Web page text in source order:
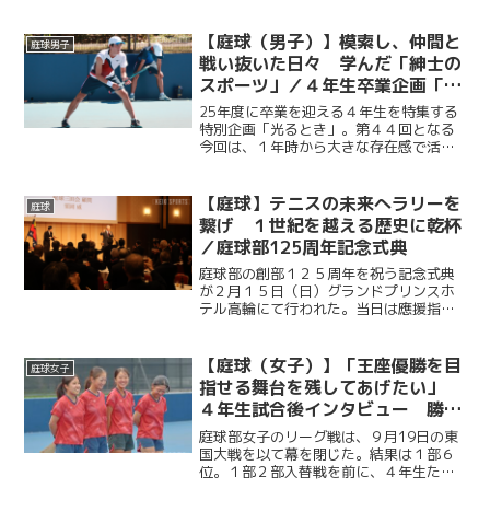
さに加え最大１０メートルの強風が吹い
たこの日、内藤悠香（総政...
庭球男子
【庭球（男子）】模索し、仲間と
戦い抜いた日々 学んだ「紳士の
スポーツ」／４年生卒業企画「光
るとき」 No.44・菅谷優作
25年度に卒業を迎える４年生を特集する
特別企画「光るとき」。第４４回となる
今回は、１年時から大きな存在感で活躍
だからこそ語れるその思いに迫る。
庭球
【庭球】テニスの未来へラリーを
繋げ １世紀を越える歴史に乾杯
／庭球部125周年記念式典
庭球部の創部１２５周年を祝う記念式典
が２月１５日（日）グランドプリンスホ
テル高輪にて行われた。当日は應援指導
り、慶大庭球部の映えある実績と輝かし
い未来を象徴するような...
庭球女子
【庭球（女子）】「王座優勝を目
指せる舞台を残してあげたい」
４年生試合後インタビュー 勝利
掴めず１部６位で入替戦へ／関東
大学テニスリーグ1部vs東国大
庭球部女子のリーグ戦は、９月19日の東
国大戦を以て幕を閉じた。結果は１部６
位。１部２部入替戦を前に、４年生たち